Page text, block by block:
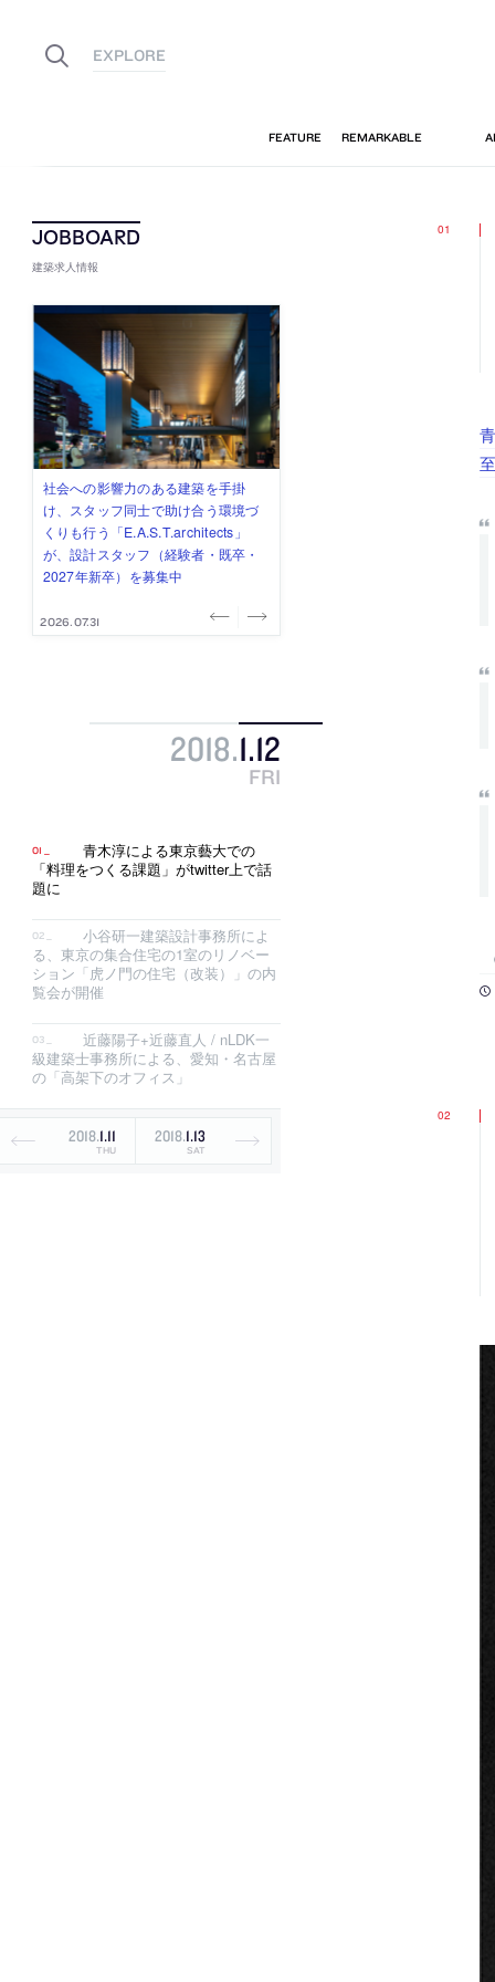
建築求人情報
古民家を軸に全国で“価値循環の仕組
み”を作り、リモートワーク主体の働
き方を実践する「株式会社つぎと」
が、設計スタッフ（経験者・既卒）
を募集中
2026.08.03
リノベる株式会社が、設計パートナ
ー (業務委託) を募集中
2026.08.03
社会への影響力のある建築を手掛
け、スタッフ同士で助け合う環境づ
くりも行う「E.A.S.T.architects」
が、設計スタッフ（経験者・既卒・
2027年新卒）を募集中
2026.07.31
代官山を拠点に活動する「梅澤竜也 /
ALA INC.」が、設計スタッフ・アル
バイト・事務職を募集中
2026.07.30
住宅や共同住宅などを手掛け、“合理
的でシンプルなデザイン”を志向する
「PANDA：山本浩三建築設計事務
所」が、設計スタッフ（経験者・既
卒・2027年新卒）を募集中
2026.07.29
2018.1.12
FRI
青木淳による東京藝大での
「料理をつくる課題」がtwitter上で話
題に
小谷研一建築設計事務所によ
る、東京の集合住宅の1室のリノベー
ション「虎ノ門の住宅（改装）」の内
覧会が開催
近藤陽子+近藤直人 / nLDK一
級建築士事務所による、愛知・名古屋
の「高架下のオフィス」
2018.1.11
THU
2018.1.13
SAT
至